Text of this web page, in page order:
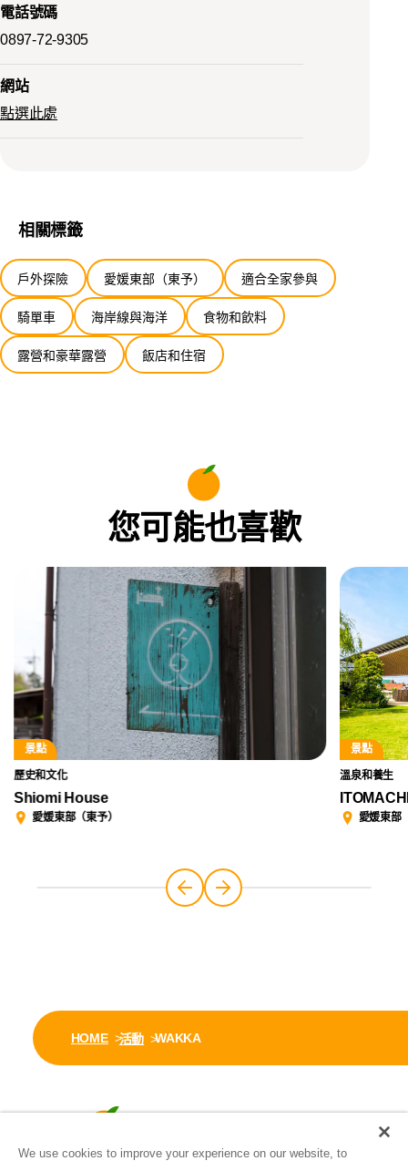
電話號碼
0897-72-9305
網站
點選此處
相關標籤
戶外探險 愛媛東部（東予） 適合全家參與
騎單車 海岸線與海洋 食物和飲料
露營和豪華露營 飯店和住宿
您可能也喜歡
景點
歷史和文化
Shiomi House
愛媛東部（東予）
景點
溫泉和養生
愛媛東部
HOME 活動 WAKKA
We use cookies to improve your experience on our website, to